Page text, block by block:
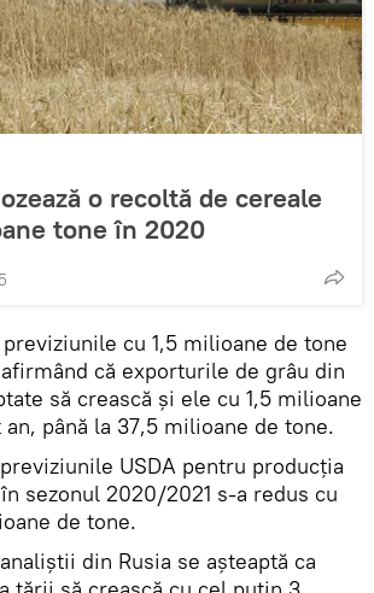
o recoltă de cereale
tone în 2020
cu 1,5 milioane de tone
că exporturile de grâu din
să crească și ele cu 1,5 milioane
până la 37,5 milioane de tone.
USDA pentru producția
sezonul 2020/2021 s-a redus cu
de tone.
din Rusia se așteaptă ca